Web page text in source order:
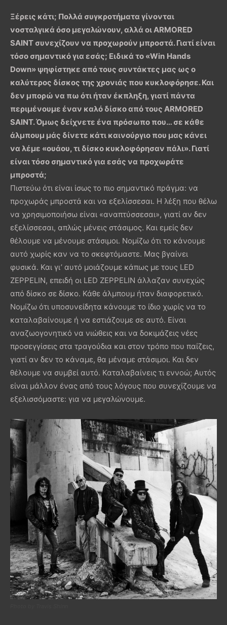
Ξέρεις κάτι; Πολλά συγκροτήματα γίνονται
νοσταλγικά όσο μεγαλώνουν, αλλά οιARMORED
SAINT συνεχίζουν να προχωρούν μπροστά. Γιατί είναι
τόσο σημαντικό για εσάς; Ειδικά το «Win Hands
Down» ψηφίστηκε από τους συντάκτες μας ως ο
καλύτερος δίσκος της χρονιάς που κυκλοφόρησε. Και
δεν μπορώ να πω ότι ήταν έκπληξη, γιατί πάντα
περιμένουμε έναν καλό δίσκο από τους ARMORED
SAINT. Όμως δείχνετε ένα πρόσωπο που… σε κάθε
άλμπουμ μάς δίνετε κάτι καινούργιο που μας κάνει
να λέμε «ουάου, τι δίσκο κυκλοφόρησαν πάλι». Γιατί
είναι τόσο σημαντικό για εσάς να προχωράτε
μπροστά;
Πιστεύω ότι είναι ίσως το πιο σημαντικό πράγμα: να
προχωράς μπροστά και να εξελίσσεσαι. Η λέξη που θέλω
να χρησιμοποιήσω είναι «αναπτύσσεσαι», γιατί αν δεν
εξελίσσεσαι, απλώς μένεις στάσιμος. Και εμείς δεν
θέλουμε να μένουμε στάσιμοι. Νομίζω ότι το κάνουμε
αυτό χωρίς καν να το σκεφτόμαστε. Μας βγαίνει
φυσικά. Και γι’ αυτό μοιάζουμε κάπως με τους LED
ZEPPELIN, επειδή οι LED ZEPPELIN άλλαζαν συνεχώς
από δίσκο σε δίσκο. Κάθε άλμπουμ ήταν διαφορετικό.
Νομίζω ότι υποσυνείδητα κάνουμε το ίδιο χωρίς να το
καταλαβαίνουμε ή να εστιάζουμε σε αυτό. Είναι
αναζωογονητικό να νιώθεις και να δοκιμάζεις νέες
προσεγγίσεις στα τραγούδια και στον τρόπο που παίζεις,
γιατί αν δεν το κάναμε, θα μέναμε στάσιμοι. Και δεν
θέλουμε να συμβεί αυτό. Καταλαβαίνεις τι εννοώ; Αυτός
είναι μάλλον ένας από τους λόγους που συνεχίζουμε να
εξελισσόμαστε: για να μεγαλώνουμε.